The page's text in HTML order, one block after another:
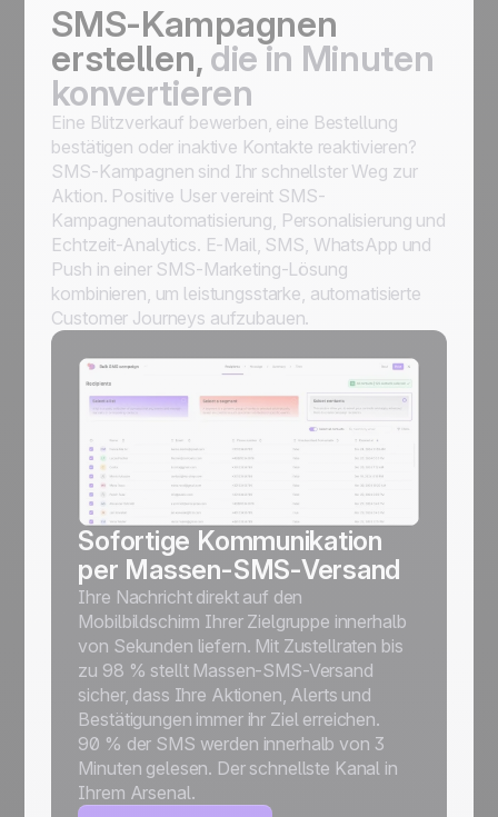
SMS-Kampagnen
erstellen, die in Minuten
konvertieren
Eine Blitzverkauf bewerben, eine Bestellung
bestätigen oder inaktive Kontakte reaktivieren?
SMS-Kampagnen sind Ihr schnellster Weg zur
Aktion. Positive User vereint SMS-
Kampagnenautomatisierung, Personalisierung und
Echtzeit-Analytics. E-Mail, SMS, WhatsApp und
Push in einer SMS-Marketing-Lösung
kombinieren, um leistungsstarke, automatisierte
Customer Journeys aufzubauen.
Sofortige Kommunikation
per Massen-SMS-Versand
Ihre Nachricht direkt auf den
Mobilbildschirm Ihrer Zielgruppe innerhalb
von Sekunden liefern. Mit Zustellraten bis
zu 98 % stellt Massen-SMS-Versand
sicher, dass Ihre Aktionen, Alerts und
Bestätigungen immer ihr Ziel erreichen.
90 % der SMS werden innerhalb von 3
Minuten gelesen. Der schnellste Kanal in
Ihrem Arsenal.